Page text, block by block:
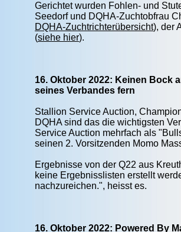
Gerichtet wurden Fohlen- und
Seedorf und DQHA-Zuchtobfrau
DQHA-Zuchtrichterübersicht), der
(siehe hier).
16. Oktober 2022: Keinen Bock
seines Verbandes fern
Stallion Service Auction,
DQHA sind das die wichtigsten
Service Auction mehrfach als
seinen 2. Vorsitzenden Momo
Ergebnisse von der Q22 aus
keine Ergebnisslisten erstellt
nachzureichen.", heisst es.
16. Oktober 2022: Powered By